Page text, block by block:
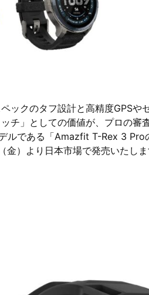
ックのタフ設計と高精度GPS
チ」としての価値が、プロの
ルである「Amazfit T-Rex 3 Pro
）より日本市場で発売いたしま